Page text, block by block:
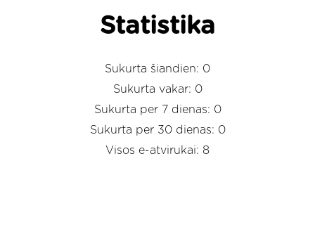
Statistika
Sukurta šiandien: 0
Sukurta vakar: 0
Sukurta per 7 dienas: 0
Sukurta per 30 dienas: 0
Visos e-atvirukai: 8